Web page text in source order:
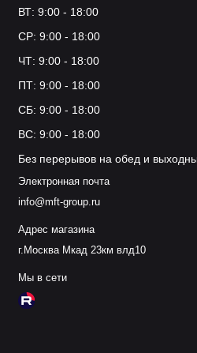
ВТ: 9:00 - 18:00
СР: 9:00 - 18:00
ЧТ: 9:00 - 18:00
ПТ: 9:00 - 18:00
СБ: 9:00 - 18:00
ВС: 9:00 - 18:00
Без перерывов на обед и
Электронная почта
info@mft-group.ru
Адрес магазина
г.Москва Мкад 23км влд10
Мы в сети